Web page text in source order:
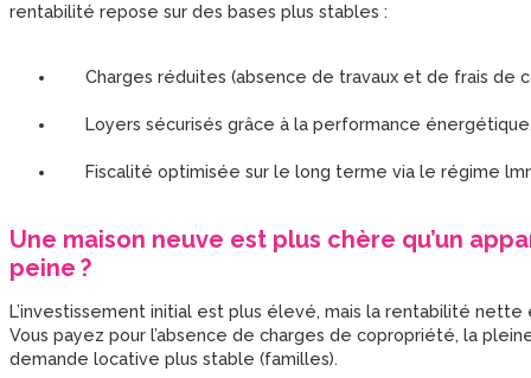
rentabilité repose sur des bases plus stables :
Charges réduites (absence de travaux et de frais de
Loyers sécurisés grâce à la performance
Fiscalité optimisée sur le long terme via le régime
Une maison neuve est plus chère qu’un
peine ?
L’investissement initial est plus élevé, mais la rentabilité
Vous payez pour l’absence de charges de copropriété, la
demande locative plus stable (familles).